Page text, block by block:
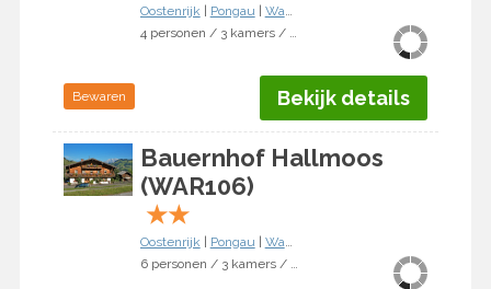
Oostenrijk Pongau
Wagrain
4 personen / 3 kamers / 2 slaapkamers
Bewaren Bekijk details
Bauernhof Hallmoos
(WAR106)
★★
Oostenrijk Pongau
Wagrain
6 personen / 3 kamers / 2 slaapkamers